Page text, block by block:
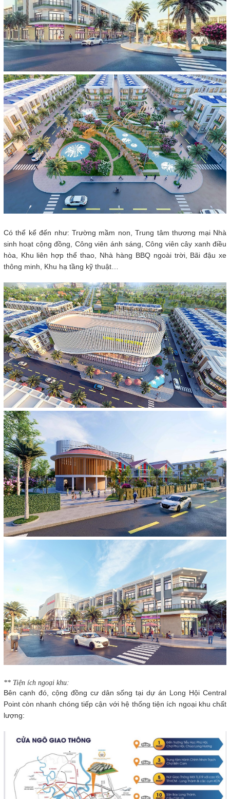
Có thể kể đến như: Trường mầm non, Trung tâm thương mại Nhà
sinh hoạt cộng đồng, Công viên ánh sáng, Công viên cây xanh điều
hòa, Khu liên hợp thể thao, Nhà hàng BBQ ngoài trời, Bãi đậu xe
thông minh, Khu hạ tầng kỹ thuật…
** Tiện ích ngoại khu:
Bên cạnh đó, cộng đồng cư dân sống tại dự án Long Hội Central
Point còn nhanh chóng tiếp cận với hệ thống tiện ích ngoại khu chất
lượng: